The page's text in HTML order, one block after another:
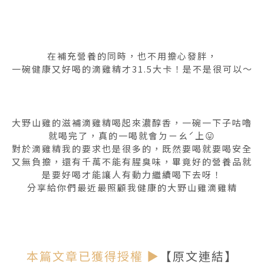
在補充營養的同時，也不用擔心發胖，
一碗健康又好喝的滴雞精才31.5大卡！是不是很可以～
大野山雞的滋補滴雞精喝起來濃醇香，一碗一下子咕嚕
就喝完了，真的一喝就會ㄉㄧㄠˊ上😛
對於滴雞精我的要求也是很多的，既然要喝就要喝安全
又無負擔，還有千萬不能有腥臭味，畢竟好的營養品就
是要好喝才能讓人有動力繼續喝下去呀！
分享給你們最近最照顧我健康的大野山雞滴雞精
本篇文章已獲得授權 ▶ 【原文連結】